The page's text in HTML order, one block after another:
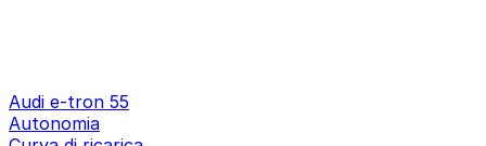
Audi e-tron 55
Autonomia